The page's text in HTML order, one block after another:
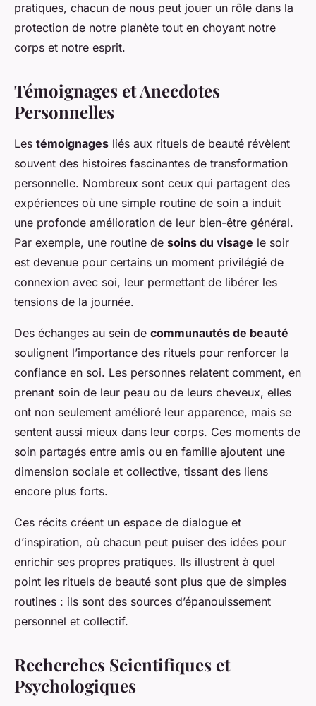
pratiques, chacun de nous peut jouer un rôle dans la
protection de notre planète tout en choyant notre
corps et notre esprit.
Témoignages et Anecdotes
Personnelles
Les témoignages liés aux rituels de beauté révèlent
souvent des histoires fascinantes de transformation
personnelle. Nombreux sont ceux qui partagent des
expériences où une simple routine de soin a induit
une profonde amélioration de leur bien-être général.
Par exemple, une routine de soins du visage le soir
est devenue pour certains un moment privilégié de
connexion avec soi, leur permettant de libérer les
tensions de la journée.
Des échanges au sein de communautés de beauté
soulignent l’importance des rituels pour renforcer la
confiance en soi. Les personnes relatent comment, en
prenant soin de leur peau ou de leurs cheveux, elles
ont non seulement amélioré leur apparence, mais se
sentent aussi mieux dans leur corps. Ces moments de
soin partagés entre amis ou en famille ajoutent une
dimension sociale et collective, tissant des liens
encore plus forts.
Ces récits créent un espace de dialogue et
d’inspiration, où chacun peut puiser des idées pour
enrichir ses propres pratiques. Ils illustrent à quel
point les rituels de beauté sont plus que de simples
routines : ils sont des sources d’épanouissement
personnel et collectif.
Recherches Scientifiques et
Psychologiques